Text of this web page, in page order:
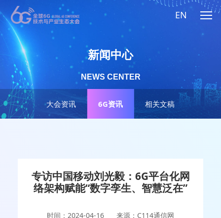
EN
大会资讯 6G资讯 相关文稿
新闻中心
NEWS CENTER
专访中国移动刘光毅：6G平台化网
络架构赋能“数字孪生、智慧泛在”
时间：2024-04-16 来源：C114通信网